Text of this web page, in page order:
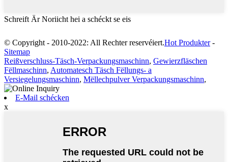
Schreift Är Noriicht hei a schéckt se eis
© Copyright - 2010-2022: All Rechter reservéiert.Hot Produkter-
Sitemap
Reißverschluss-Täsch-Verpackungsmaschinn, Gewierzfläschen
Fëllmaschinn, Automatesch Täsch Fëllungs- a
Versiegelungsmaschinn, Mëllechpulver Verpackungsmaschinn,
E-Mail schécken
x